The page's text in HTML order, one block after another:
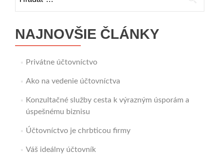
NAJNOVŠIE ČLÁNKY
Privátne účtovníctvo
Ako na vedenie účtovníctva
Konzultačné služby cesta k výrazným úsporám a
úspešnému biznisu
Účtovníctvo je chrbticou firmy
Váš ideálny účtovník